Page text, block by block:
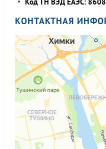
КОНТАКТНАЯ